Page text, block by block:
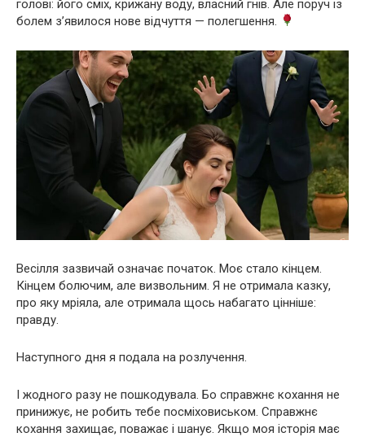
голові: його сміх, крижану воду, власний гнів. Але поруч із
болем з’явилося нове відчуття — полегшення.
Весілля зазвичай означає початок. Моє стало кінцем.
Кінцем болючим, але визвольним. Я не отримала казку,
про яку мріяла, але отримала щось набагато цінніше:
правду.
Наступного дня я подала на розлучення.
І жодного разу не пошкодувала. Бо справжнє кохання не
принижує, не робить тебе посміховиськом. Справжнє
кохання захищає, поважає і шанує. Якщо моя історія має